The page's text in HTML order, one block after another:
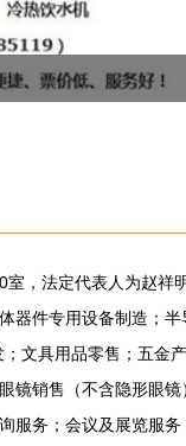
，法定代表人为赵
件专用设备制造；
文具用品零售；五金
销售（不含隐形眼
服务；会议及展览服